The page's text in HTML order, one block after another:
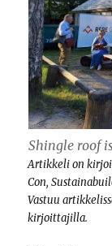
Shingle roof
Artikkeli on
Con,
Vastuu
kirjoittajilla.